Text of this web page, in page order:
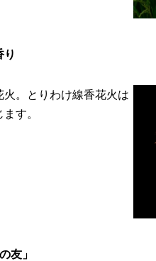
り
。とりわけ線香花火は
す。
友」